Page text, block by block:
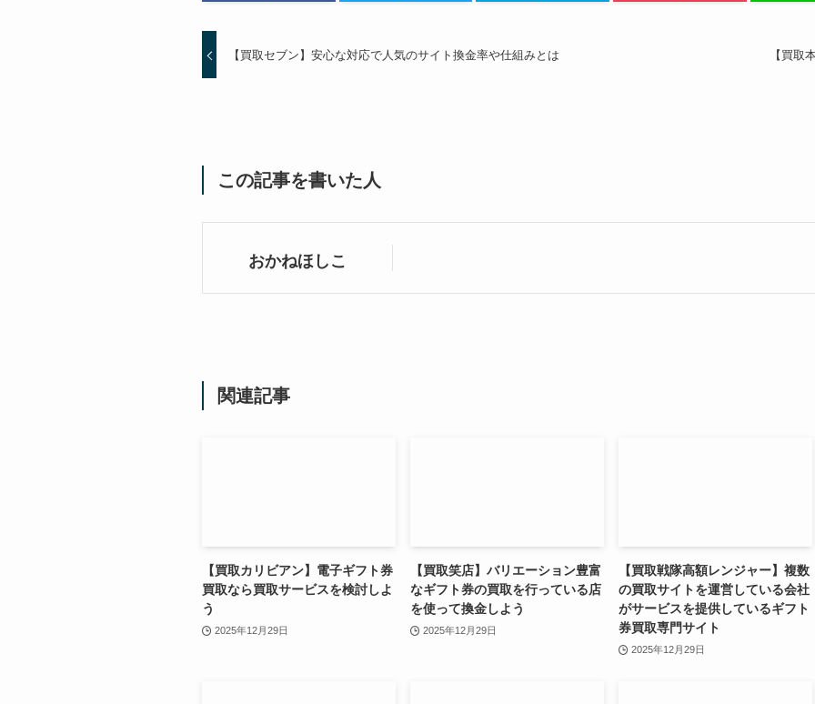
【買取セブン】安心な対応で人気のサイト換金率や仕組みとは 【買取
この記事を書いた人
おかねほしこ
関連記事
【買取カリビアン】電子ギフト券
買取なら買取サービスを検討しよ
う
2025年12月29日
【買取笑店】バリエーション豊富
なギフト券の買取を行っている店
を使って換金しよう
2025年12月29日
【買取戦隊高額レンジャー】複数
の買取サイトを運営している会社
がサービスを提供しているギフト
券買取専門サイト
2025年12月29日